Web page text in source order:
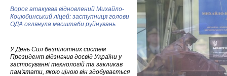
Ворог атакував відновлений Михайло-
Коцюбинський ліцей: заступниця голови
ОДА оглянула масштаби руйнувань
У День Сил безпілотних систем
Президент відзначив досвід України у
застосуванні технологій та закликав
пам'ятати, якою ціною він здобувається